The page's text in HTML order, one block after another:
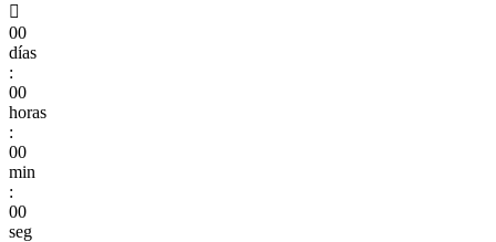

00
días
:
00
horas
:
00
min
:
00
seg